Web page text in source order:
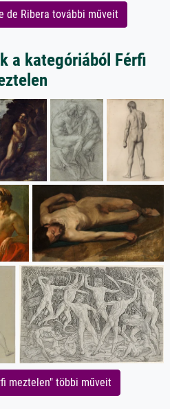
de Ribera további műveit
a kategóriából Férfi
meztelen" többi műveit